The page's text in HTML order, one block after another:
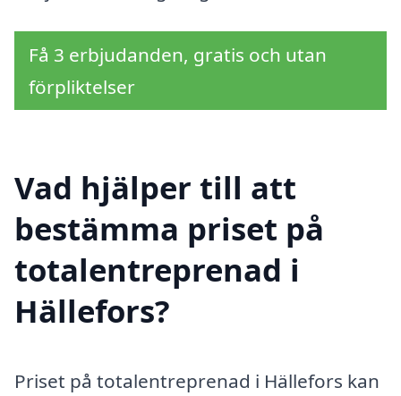
Få 3 erbjudanden, gratis och utan
förpliktelser
Vad hjälper till att
bestämma priset på
totalentreprenad i
Hällefors?
Priset på totalentreprenad i Hällefors kan